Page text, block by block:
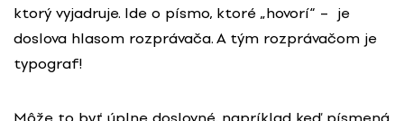
ktorý vyjadruje. Ide o písmo, ktoré „hovorí“ – je
doslova hlasom rozprávača. A tým rozprávačom je
typograf!
Môže to byť úplne doslovné, napríklad keď písmená